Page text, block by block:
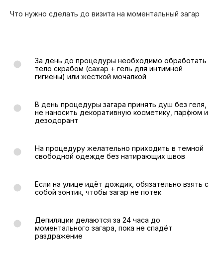
Что нужно сделать до визита на моментальный загар
За день до процедуры необходимо обработать
тело скрабом (сахар + гель для интимной
гигиены) или жёсткой мочалкой
В день процедуры загара принять душ без геля,
не наносить декоративную косметику, парфюм и
дезодорант
На процедуру желательно приходить в темной
свободной одежде без натирающих швов
Если на улице идёт дождик, обязательно взять с
собой зонтик, чтобы загар не потек
Депиляции делаются за 24 часа до
моментального загара, пока не спадёт
раздражение